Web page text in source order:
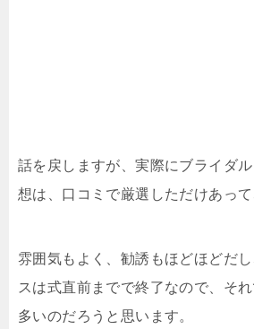
話を戻しますが、実際にブライダ
想は、口コミで厳選しただけあって
雰囲気もよく、勧誘もほどほどだ
スは式直前までで終了なので、そ
多いのだろうと思います。